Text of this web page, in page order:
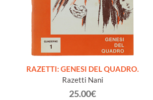
RAZETTI: GENESI DEL QUADRO.
Razetti Nani
25.00€